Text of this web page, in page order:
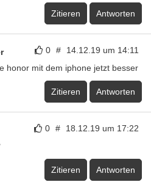
Zitieren Antworten
0 # 14.12.19 um 14:11
honor mit dem iphone jetzt besser
Zitieren Antworten
0 # 18.12.19 um 17:22
Zitieren Antworten